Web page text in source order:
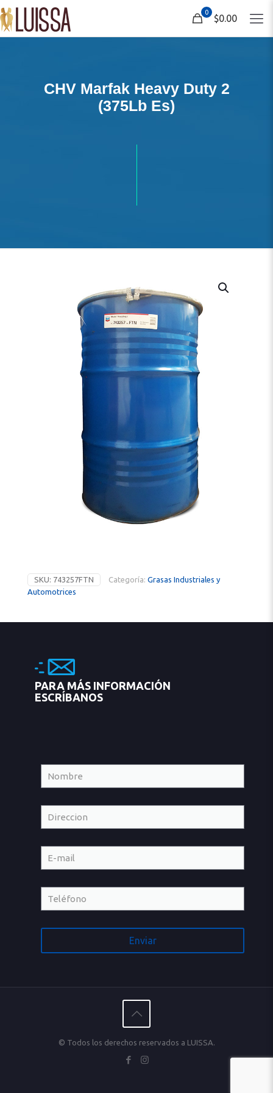
0
$0.00
CHV Marfak Heavy Duty 2
(375Lb Es)
SKU: 743257FTN Categoría: Grasas Industriales y
Automotrices
PARA MÁS INFORMACIÓN
ESCRÍBANOS
© Todos los derechos reservados a LUISSA.